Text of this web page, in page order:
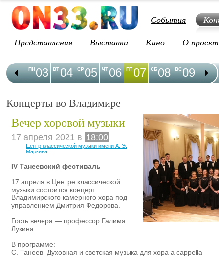
События
Представления
Выставки Кино О
03
ПН 04
ВТ 05
СР 06
ЧТ 07
ПТ 08
СБ 09
ВС 10
ПН
Концерты во Владимире
Вечер хоровой музыки
17 апреля 2021 в 18:00
Центр классической музыки имени А. Э.
Маркина
IV Танеевский фестиваль
17 апреля в Центре классической
музыки состоится концерт
Владимирского камерного хора под
управлением Дмитрия Федорова.
Гость вечера — профессор Галима
Лукина.
В программе:
С. Танеев. Духовная и светская музыка для хора a cappella